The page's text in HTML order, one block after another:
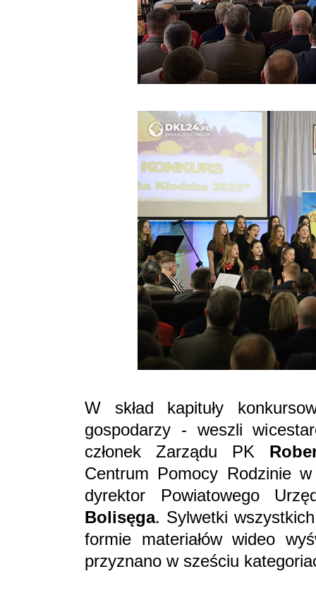
W skład kapituły
gospodarzy - weszli
członek Zarządu PK
Centrum Pomocy Rodzinie
dyrektor Powiatowego
Bolisęga. Sylwetki
formie materiałów wideo
przyznano w sześciu